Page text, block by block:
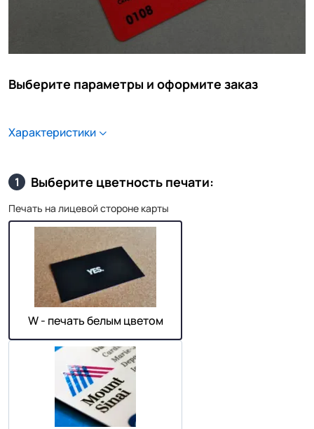
Выберите параметры и оформите заказ
Характеристики
1 Выберите цветность печати:
Печать на лицевой стороне карты
W - печать белым цветом